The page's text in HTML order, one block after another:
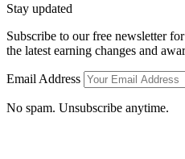
Stay updated
Subscribe to our free newsletter
the latest earning changes and
Email Address
No spam. Unsubscribe anytime.